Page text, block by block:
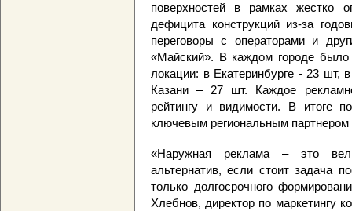
поверхностей в рамках жестко
дефицита конструкций из-за
переговоры с операторами и
«Майский». В каждом городе было
локации: в Екатеринбурге - 23
Казани – 27 шт. Каждое
рейтингу и видимости. В итоге
ключевым региональным
«Наружная реклама – это
альтернатив, если стоит задача
только долгосрочного
Хлебнов, директор по маркетингу